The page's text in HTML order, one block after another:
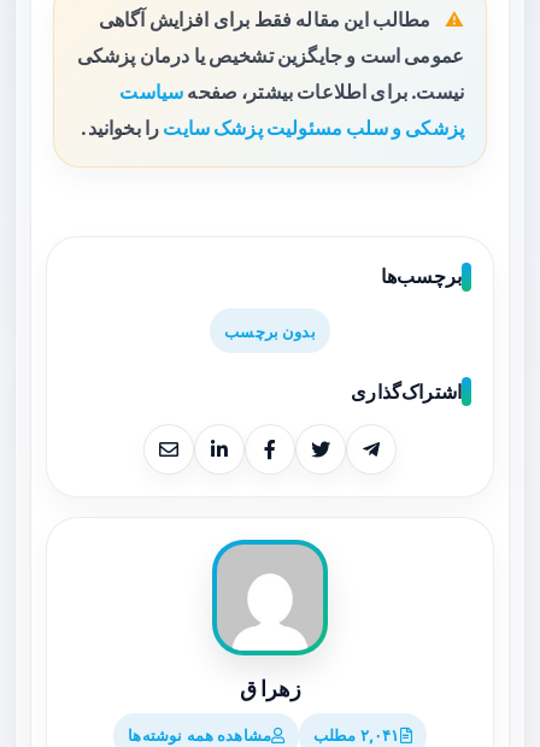
مطالب این مقاله فقط برای افزایش آگاهی
عمومی است و جایگزین تشخیص یا درمان پزشکی
نیست. برای اطلاعات بیشتر، صفحه سیاست
پزشکی و سلب مسئولیت پزشک سایت را بخوانید.
برچسب‌ها
بدون برچسب
اشتراک‌گذاری
زهرا ق
۲,۰۴۱ مطلب مشاهده همه نوشته‌ها